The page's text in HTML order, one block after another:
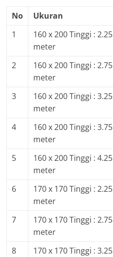
No Ukuran
1
160 x 200 Tinggi : 2.25
meter
2
160 x 200 Tinggi : 2.75
meter
3
160 x 200 Tinggi : 3.25
meter
4
160 x 200 Tinggi : 3.75
meter
5
160 x 200 Tinggi : 4.25
meter
6
170 x 170 Tinggi : 2.25
meter
7
170 x 170 Tinggi : 2.75
meter
8
170 x 170 Tinggi : 3.25